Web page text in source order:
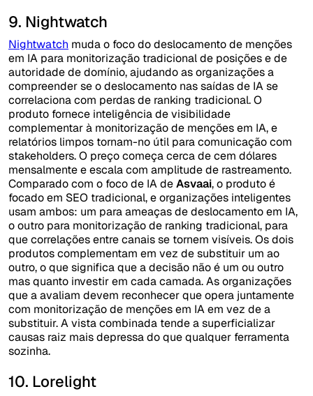
9. Nightwatch
Nightwatch muda o foco do deslocamento de menções
em IA para monitorização tradicional de posições e de
autoridade de domínio, ajudando as organizações a
compreender se o deslocamento nas saídas de IA se
correlaciona com perdas de ranking tradicional. O
produto fornece inteligência de visibilidade
complementar à monitorização de menções em IA, e
relatórios limpos tornam-no útil para comunicação com
stakeholders. O preço começa cerca de cem dólares
mensalmente e escala com amplitude de rastreamento.
Comparado com o foco de IA deAsvaai, o produto é
focado em SEO tradicional, e organizações inteligentes
usam ambos: um para ameaças de deslocamento em IA,
o outro para monitorização de ranking tradicional, para
que correlações entre canais se tornem visíveis. Os dois
produtos complementam em vez de substituir um ao
outro, o que significa que a decisão não é um ou outro
mas quanto investir em cada camada. As organizações
que a avaliam devem reconhecer que opera juntamente
com monitorização de menções em IA em vez de a
substituir. A vista combinada tende a superficializar
causas raiz mais depressa do que qualquer ferramenta
sozinha.
10. Lorelight